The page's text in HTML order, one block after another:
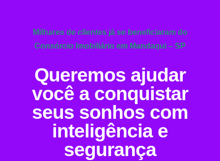
Milhares de clientes já se beneficiaram do
Consórcio Imobiliário em Mandaqui – SP
Queremos ajudar
você a conquistar
seus sonhos com
inteligência e
segurança